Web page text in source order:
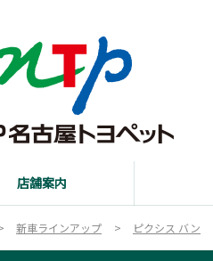
店舗案内
新車ラインアップ ピクシス バン